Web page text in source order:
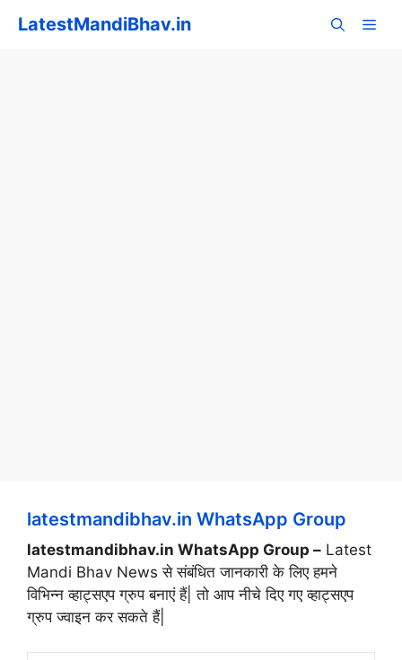
LatestMandiBhav.in
latestmandibhav.in WhatsApp Group
latestmandibhav.in WhatsApp Group – Latest
Mandi Bhav News से संबंधित जानकारी के लिए हमने
विभिन्न व्हाट्सएप ग्रुप बनाएं हैं| तो आप नीचे दिए गए व्हाट्सएप
ग्रुप ज्वाइन कर सकते हैं|